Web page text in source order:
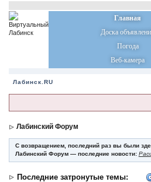
Главная
Доска
Погода
Веб-камера
Лабинск.RU
Лабинский Форум
С возвращением, последний раз вы были
Лабинский Форум — последние новости:
Последние затронутые темы: